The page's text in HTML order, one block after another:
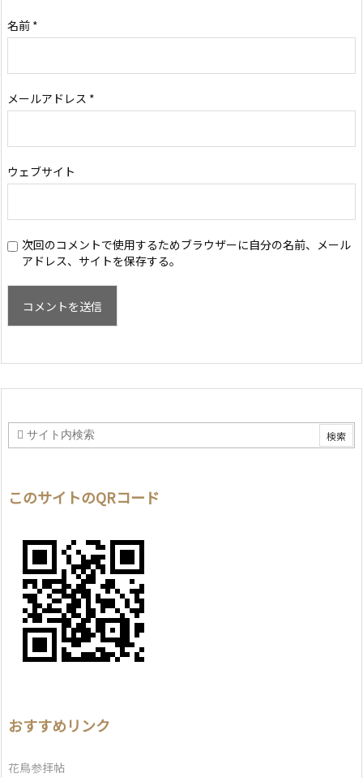
名前 *
メールアドレス *
ウェブサイト
次回のコメントで使用するためブラウザーに自分の名前、メール
アドレス、サイトを保存する。
このサイトのQRコード
おすすめリンク
花鳥参拝帖